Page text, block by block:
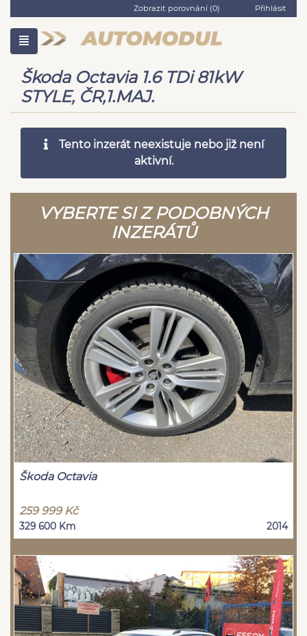
Zobrazit porovnání (0) Přihlásit
Škoda Octavia 1.6 TDi 81kW
STYLE, ČR,1.MAJ.
Tento inzerát neexistuje nebo již není
aktivní.
VYBERTE SI Z PODOBNÝCH
INZERÁTŮ
Škoda Octavia
259 999 Kč
329 600 Km 2014